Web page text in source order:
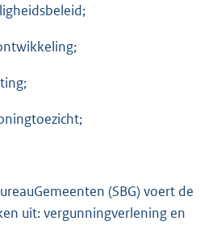
(SBG) voert de
uit: vergunningverlening en